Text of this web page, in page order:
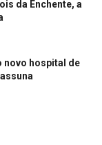
da Enchente, a
novo hospital de